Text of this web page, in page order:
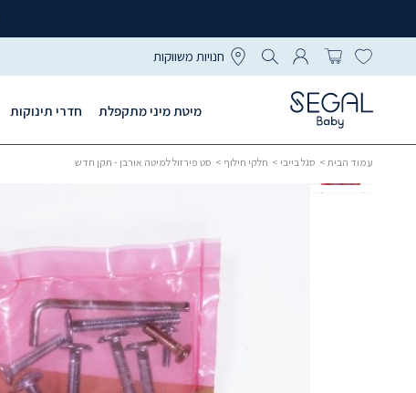
חנויות משווקות
מיטת מיני מתקפלת חדרי תינוקות
עמוד הבית > סגל בייבי > חלקי חילוף > סט פירזול למיטה אורבן - תקן חדש